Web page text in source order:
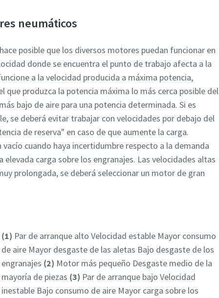
neumáticos
posible que los diversos motores puedan funcionar en
donde se encuentra el punto de trabajo afecta a la
a la velocidad producida a máxima potencia,
produzca la potencia máxima lo más cerca posible del
bajo de aire para una potencia determinada. Si es
se deberá evitar trabajar con velocidades por debajo del
de reserva" en caso de que aumente la carga.
cuando haya incertidumbre respecto a la demanda
carga sobre los engranajes. Las velocidades altas
prolongada, se deberá seleccionar un motor de gran
(1) Par de arranque alto Velocidad estable Mayor consumo
de aire Mayor desgaste de las aletas Bajo desgaste de los
engranajes (2) Motor más pequeño Desgaste medio de la
mayoría de piezas (3) Par de arranque bajo Velocidad
inestable Bajo consumo de aire Mayor carga sobre los